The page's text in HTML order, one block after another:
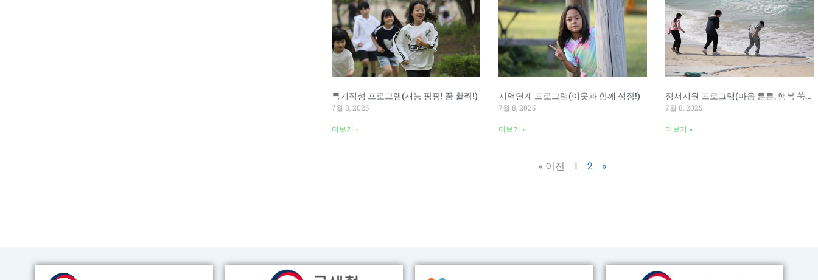
특기적성 프로그램(재능 팡팡! 꿈 활짝!)
7월 8, 2025
더보기 »
지역연계 프로그램(이웃과 함께 성장!)
7월 8, 2025
더보기 »
정서지원 프로그램(마음 튼튼, 행복 쑥쑥!)
7월 8, 2025
더보기 »
« 이전 1 2 »